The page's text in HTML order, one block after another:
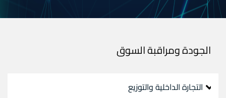
الجهوية
الجودة ومراقبة السوق
التجارة الداخلية والتوزيع